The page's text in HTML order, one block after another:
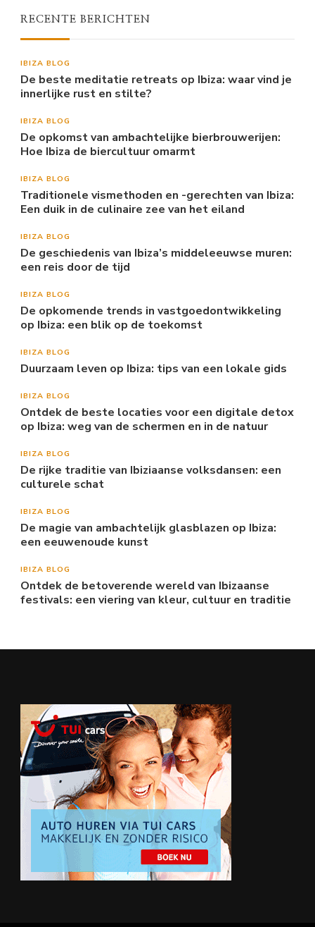
RECENTE BERICHTEN
IBIZA BLOG
De beste meditatie retreats op Ibiza: waar vind je
innerlijke rust en stilte?
IBIZA BLOG
De opkomst van ambachtelijke bierbrouwerijen:
Hoe Ibiza de biercultuur omarmt
IBIZA BLOG
Traditionele vismethoden en -gerechten van Ibiza:
Een duik in de culinaire zee van het eiland
IBIZA BLOG
De geschiedenis van Ibiza’s middeleeuwse muren:
een reis door de tijd
IBIZA BLOG
De opkomende trends in vastgoedontwikkeling
op Ibiza: een blik op de toekomst
IBIZA BLOG
Duurzaam leven op Ibiza: tips van een lokale gids
IBIZA BLOG
Ontdek de beste locaties voor een digitale detox
op Ibiza: weg van de schermen en in de natuur
IBIZA BLOG
De rijke traditie van Ibiziaanse volksdansen: een
culturele schat
IBIZA BLOG
De magie van ambachtelijk glasblazen op Ibiza:
een eeuwenoude kunst
IBIZA BLOG
Ontdek de betoverende wereld van Ibizaanse
festivals: een viering van kleur, cultuur en traditie